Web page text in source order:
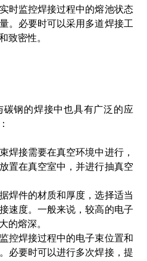
时监控焊接过程中的熔池状态
。必要时可以采用多道焊接工
致密性。
钢的焊接中也具有广泛的应
焊接需要在真空环境中进行，
置在真空室中，并进行抽真空
焊件的材质和厚度，选择适当
速度。一般来说，较高的电子
的熔深。
控焊接过程中的电子束位置和
必要时可以进行多次焊接，提